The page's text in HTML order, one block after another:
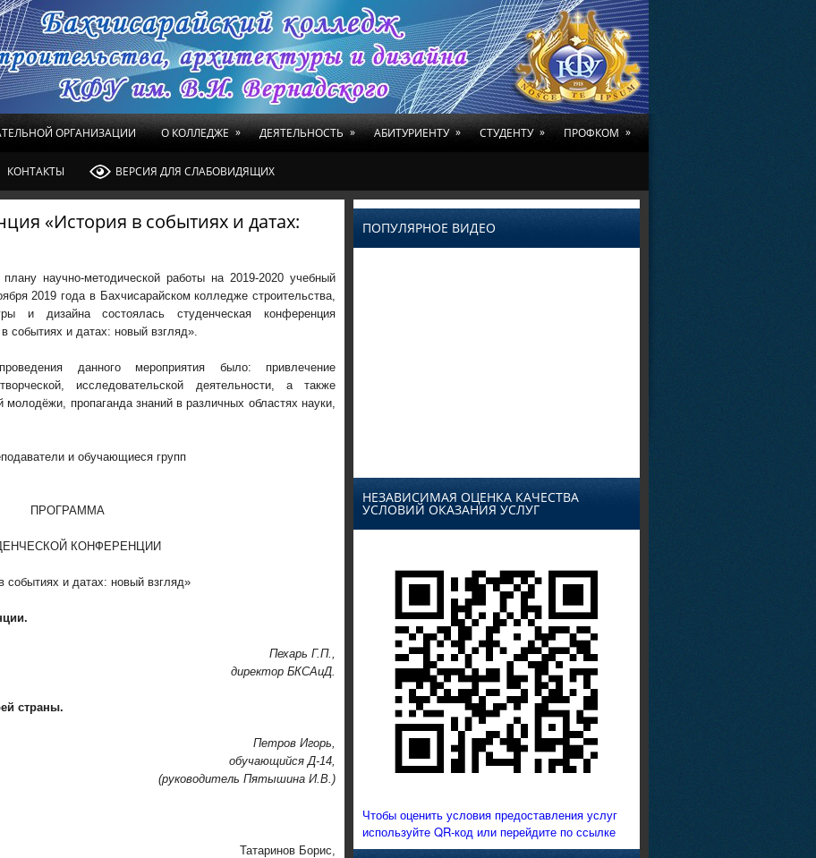
ОРГАНИЗАЦИИ О КОЛЛЕДЖЕ » ДЕЯТЕЛЬНОСТЬ » АБИТУРИЕНТУ » СТУДЕНТУ » ПРОФКОМ »
КОНТАКТЫ ВЕРСИЯ ДЛЯ СЛАБОВИДЯЩИХ
«История в событиях и датах:
плану научно-методической работы на 2019-2020 учебный
2019 года в Бахчисарайском колледже строительства,
и дизайна состоялась студенческая конференция
событиях и датах: новый взгляд».
данного мероприятия было: привлечение
исследовательской деятельности, а также
пропаганда знаний в различных областях науки,
и обучающиеся групп
ПРОГРАММА
КОНФЕРЕНЦИИ
событиях и датах: новый взгляд»
Пехарь Г.П.,
директор БКСАиД.
страны.
Петров Игорь,
обучающийся Д-14,
(руководитель Пятышина И.В.)
Татаринов Борис,
ПОПУЛЯРНОЕ ВИДЕО
НЕЗАВИСИМАЯ ОЦЕНКА КАЧЕСТВА
УСЛОВИЙ ОКАЗАНИЯ УСЛУГ
Чтобы оценить условия предоставления услуг
используйте QR-код или перейдите по ссылке